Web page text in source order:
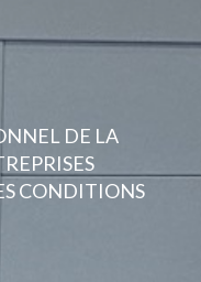
DE LA
CONDITIONS